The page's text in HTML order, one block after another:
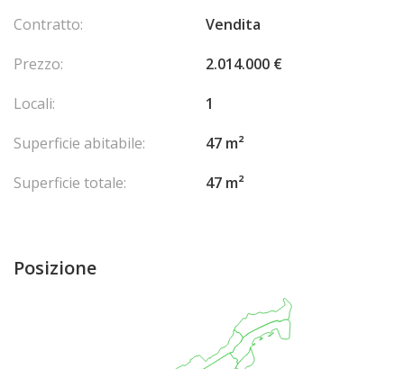
Contratto:
Vendita
Prezzo:
2.014.000 €
Locali:
1
Superficie abitabile:
47 m²
Superficie totale:
47 m²
Posizione